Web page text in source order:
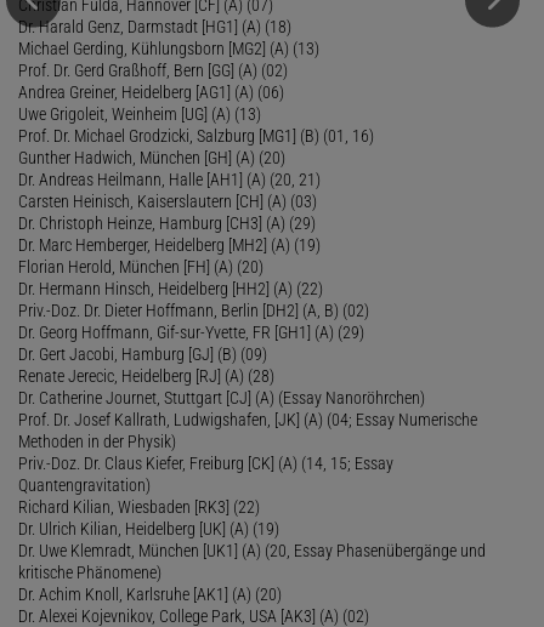
Christian Fulda, Hannover [CF] (A) (07)
Dr. Harald Genz, Darmstadt [HG1] (A) (18)
Michael Gerding, Kühlungsborn [MG2] (A) (13)
Prof. Dr. Gerd Graßhoff, Bern [GG] (A) (02)
Andrea Greiner, Heidelberg [AG1] (A) (06)
Uwe Grigoleit, Weinheim [UG] (A) (13)
Prof. Dr. Michael Grodzicki, Salzburg [MG1] (B) (01, 16)
Gunther Hadwich, München [GH] (A) (20)
Dr. Andreas Heilmann, Halle [AH1] (A) (20, 21)
Carsten Heinisch, Kaiserslautern [CH] (A) (03)
Dr. Christoph Heinze, Hamburg [CH3] (A) (29)
Dr. Marc Hemberger, Heidelberg [MH2] (A) (19)
Florian Herold, München [FH] (A) (20)
Dr. Hermann Hinsch, Heidelberg [HH2] (A) (22)
Priv.-Doz. Dr. Dieter Hoffmann, Berlin [DH2] (A, B) (02)
Dr. Georg Hoffmann, Gif-sur-Yvette, FR [GH1] (A) (29)
Dr. Gert Jacobi, Hamburg [GJ] (B) (09)
Renate Jerecic, Heidelberg [RJ] (A) (28)
Dr. Catherine Journet, Stuttgart [CJ] (A) (Essay Nanoröhrchen)
Prof. Dr. Josef Kallrath, Ludwigshafen, [JK] (A) (04; Essay Numerische
Methoden in der Physik)
Priv.-Doz. Dr. Claus Kiefer, Freiburg [CK] (A) (14, 15; Essay
Quantengravitation)
Richard Kilian, Wiesbaden [RK3] (22)
Dr. Ulrich Kilian, Heidelberg [UK] (A) (19)
Dr. Uwe Klemradt, München [UK1] (A) (20, Essay Phasenübergänge und
kritische Phänomene)
Dr. Achim Knoll, Karlsruhe [AK1] (A) (20)
Dr. Alexei Kojevnikov, College Park, USA [AK3] (A) (02)